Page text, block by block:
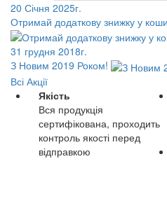
20 Січня 2025г.
Отримай додаткову знижку у
31 грудня 2018г.
З Новим 2019 Роком!
Всі Акції
Якість
Вся продукція
сертифікована, проходить
контроль якості перед
відправкою